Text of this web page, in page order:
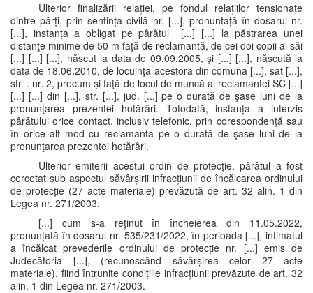
Ulterior finalizării relației, pe fondul relațiilor tensionate
dintre părți, prin sentința civilă nr. [...], pronuntață în dosarul nr.
[...], instanța a obligat pe pârâtul [...] [...] la păstrarea unei
distanţe minime de 50 m faţă de reclamantă, de cei doi copii ai săi
[...] [...] [...], născut la data de 09.09.2005, şi [...] [...], născută la
data de 18.06.2010, de locuinţa acestora din comuna [...], sat [...],
str. . nr. 2, precum şi faţă de locul de muncă al reclamantei SC [...]
[...] [...] din [...], str. [...], jud. [...] pe o durată de şase luni de la
pronunţarea prezentei hotărâri. Totodată, instanța a interzis
pârâtului orice contact, inclusiv telefonic, prin corespondenţă sau
în orice alt mod cu reclamanta pe o durată de şase luni de la
pronunţarea prezentei hotărâri.
Ulterior emiterii acestui ordin de protecție, pârâtul a fost
cercetat sub aspectul săvârșirii infracțiunii de încălcarea ordinului
de protecție (27 acte materiale) prevăzută de art. 32 alin. 1 din
Legea nr. 271/2003.
[...] cum s-a reținut în încheierea din 11.05.2022,
pronunțată în dosarul nr. 535/231/2022, în perioada [...], intimatul
a încălcat prevederile ordinului de protecție nr. [...] emis de
Judecătoria [...], (recunoscând săvârșirea celor 27 acte
materiale), fiind întrunite condițiile infracțiunii prevăzute de art. 32
alin. 1 din Legea nr. 271/2003.